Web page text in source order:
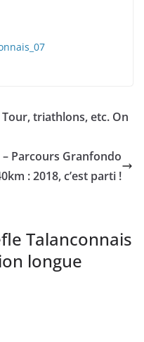
triathlons, etc. On
Parcours Granfondo
: 2018, c’est parti !
Talanconnais
longue